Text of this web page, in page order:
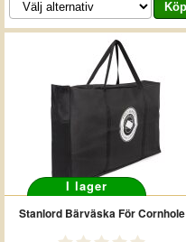
I lager
Stanlord Bärväska För Cornhole